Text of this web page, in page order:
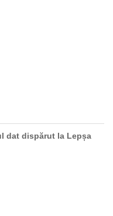
dat dispărut la Lepșa